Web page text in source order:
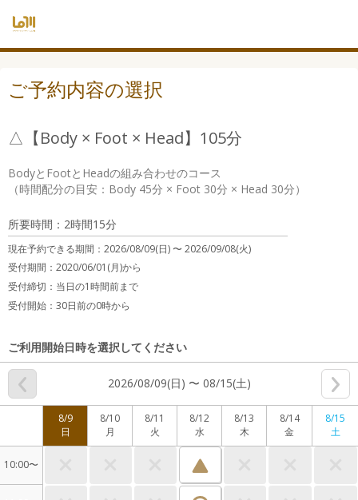
ご予約内容の選択
△【Body × Foot × Head】105分
BodyとFootとHeadの組み合わせのコース
（時間配分の目安：Body 45分 × Foot 30分 × Head 30分）
所要時間：2時間15分
現在予約できる期間： 2026/08/09(日) 〜2026/09/08(火)
受付期間：2020/06/01(月)から
受付締切： 当日の1時間前まで
受付開始： 30日前の0時から
ご利用開始日時を選択してください
2026/08/09(日) 〜 08/15(土)
8/9
日
8/10
月
8/11
火
8/12
水
8/13
木
8/14
金
8/15
土
10:00〜